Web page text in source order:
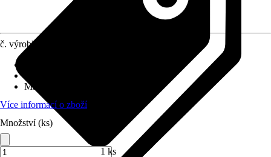
č. výrobku
Materiál
Více informací o zboží
Množství (ks)
1 ks